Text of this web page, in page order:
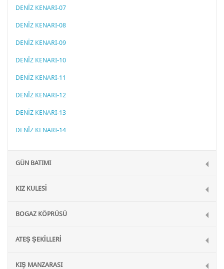
DENİZ KENARI-07
DENİZ KENARI-08
DENİZ KENARI-09
DENİZ KENARI-10
DENİZ KENARI-11
DENİZ KENARI-12
DENİZ KENARI-13
DENİZ KENARI-14
GÜN BATIMI
KIZ KULESİ
BOGAZ KÖPRÜSÜ
ATEŞ ŞEKİLLERİ
KIŞ MANZARASI